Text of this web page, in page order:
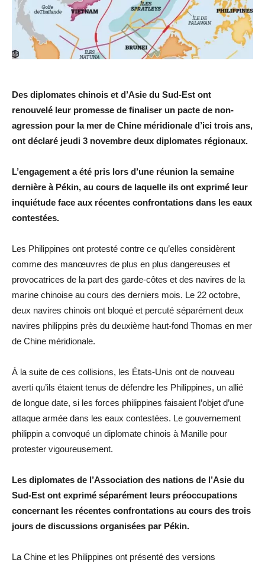
Des diplomates chinois et d’Asie du Sud-Est ont
renouvelé leur promesse de finaliser un pacte de non-
agression pour la mer de Chine méridionale d’ici trois ans,
ont déclaré jeudi 3 novembre deux diplomates régionaux.
L’engagement a été pris lors d’une réunion la semaine
dernière à Pékin, au cours de laquelle ils ont exprimé leur
inquiétude face aux récentes confrontations dans les eaux
contestées.
Les Philippines ont protesté contre ce qu’elles considèrent
comme des manœuvres de plus en plus dangereuses et
provocatrices de la part des garde-côtes et des navires de la
marine chinoise au cours des derniers mois. Le 22 octobre,
deux navires chinois ont bloqué et percuté séparément deux
navires philippins près du deuxième haut-fond Thomas en mer
de Chine méridionale.
À la suite de ces collisions, les États-Unis ont de nouveau
averti qu’ils étaient tenus de défendre les Philippines, un allié
de longue date, si les forces philippines faisaient l’objet d’une
attaque armée dans les eaux contestées. Le gouvernement
philippin a convoqué un diplomate chinois à Manille pour
protester vigoureusement.
Les diplomates de l’Association des nations de l’Asie du
Sud-Est ont exprimé séparément leurs préoccupations
concernant les récentes confrontations au cours des trois
jours de discussions organisées par Pékin.
La Chine et les Philippines ont présenté des versions